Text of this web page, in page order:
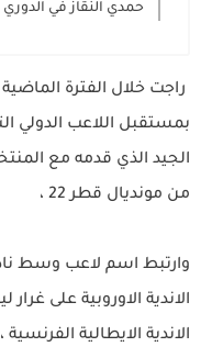
حمدي النقاز في
راجت خلال الفترة الماضية
بمستقبل اللاعب الدولي
الجيد الذي قدمه مع
من مونديال قطر 22 ،
وارتبط اسم لاعب وسط
الاندية الاوروبية على
الاندية الايطالية الفرنسية ،